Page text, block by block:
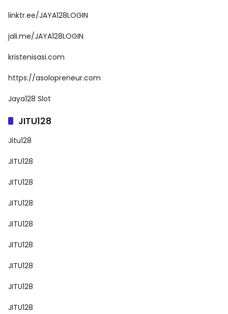
linktr.ee/JAYA128LOGIN
jali.me/JAYA128LOGIN
kristenisasi.com
https://asolopreneur.com
Jaya128 Slot
JITU128
Jitu128
JITU128
JITU128
JITU128
JITU128
JITU128
JITU128
JITU128
JITU128